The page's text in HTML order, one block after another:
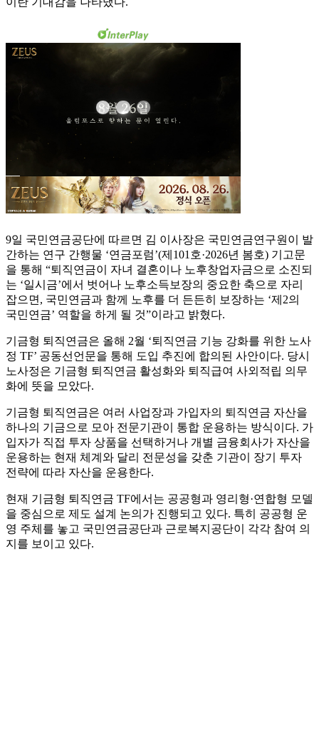
9일 국민연금공단에 따르면 김 이사장은 국민연금연구원이 발
간하는 연구 간행물 ‘연금포럼’(제101호·2026년 봄호) 기고문
을 통해 “퇴직연금이 자녀 결혼이나 노후창업자금으로 소진되
는 ‘일시금’에서 벗어나 노후소득보장의 중요한 축으로 자리
잡으면, 국민연금과 함께 노후를 더 든든히 보장하는 ‘제2의
국민연금’ 역할을 하게 될 것”이라고 밝혔다.
기금형 퇴직연금은 올해 2월 ‘퇴직연금 기능 강화를 위한 노사
정 TF’ 공동선언문을 통해 도입 추진에 합의된 사안이다. 당시
노사정은 기금형 퇴직연금 활성화와 퇴직급여 사외적립 의무
화에 뜻을 모았다.
기금형 퇴직연금은 여러 사업장과 가입자의 퇴직연금 자산을
하나의 기금으로 모아 전문기관이 통합 운용하는 방식이다. 가
입자가 직접 투자 상품을 선택하거나 개별 금융회사가 자산을
운용하는 현재 체계와 달리 전문성을 갖춘 기관이 장기 투자
전략에 따라 자산을 운용한다.
현재 기금형 퇴직연금 TF에서는 공공형과 영리형·연합형 모델
을 중심으로 제도 설계 논의가 진행되고 있다. 특히 공공형 운
영 주체를 놓고 국민연금공단과 근로복지공단이 각각 참여 의
지를 보이고 있다.